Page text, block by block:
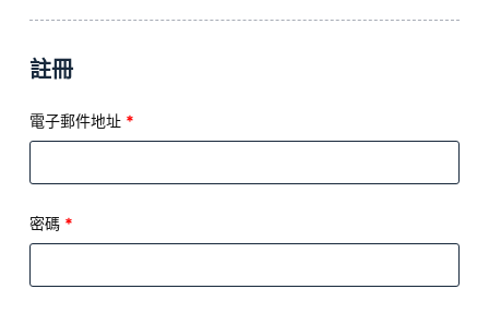
註冊
電子郵件地址 *
密碼 *